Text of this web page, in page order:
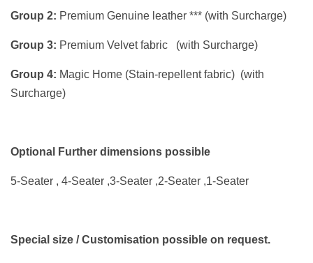
Group 2: Premium Genuine leather *** (with Surcharge)
Group 3: Premium Velvet fabric (with Surcharge)
Group 4: Magic Home (Stain-repellent fabric) (with
Surcharge)
Optional Further dimensions possible
5-Seater , 4-Seater ,3-Seater ,2-Seater ,1-Seater
Special size / Customisation possible on request.